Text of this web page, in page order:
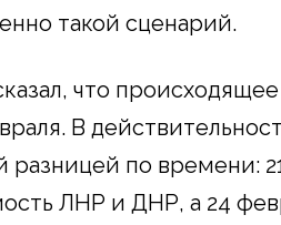
такой сценарий.
что
В
разницей по времени:
ЛНР и ДНР, а 24